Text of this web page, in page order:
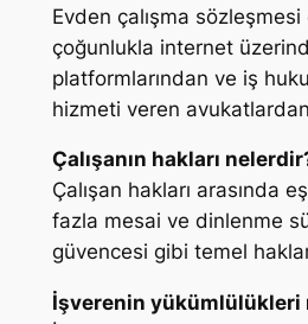
Evden çalışma
çoğunlukla internet
platformlarından ve iş
hizmeti veren
Çalışanın hakları
Çalışan hakları arasında
fazla mesai ve dinlenme
güvencesi gibi temel
İşverenin yükümlülükleri